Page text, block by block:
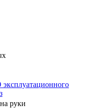
на руки